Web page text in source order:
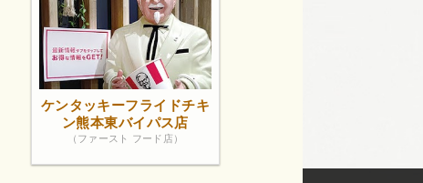
ケンタッキーフライドチキ
ン熊本東バイパス店
（ファースト フード店）